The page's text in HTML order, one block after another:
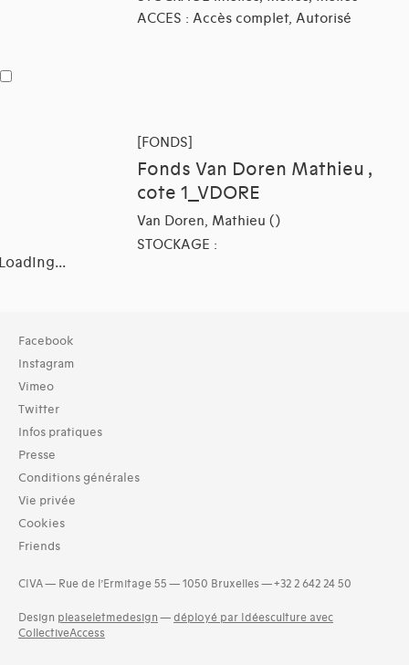
ACCES : Accès complet, Autorisé
[FONDS]
Fonds Van Doren Mathieu ,
cote 1_VDORE
Van Doren, Mathieu ()
STOCKAGE :
Collection
TOUT (12)
Archives (12)
Typologies documents
Séries (activités) (2)
01-architecture domestique (21)
02-architecture agricole (6)
03-architecture artisanale et industrielle (12)
04-architecture commerciale et de services (18)
06-architecture fiscale et financière (6)
07-architecture judiciaire, pénitentiaire, police (2)
and 11 more
Facebook
Instagram
Vimeo
Twitter
Infos pratiques
Presse
Conditions générales
Vie privée
Cookies
Friends
CIVA — Rue de l’Ermitage 55 — 1050 Bruxelles — +32 2 642 24 50
Design pleaseletmedesign — déployé par Idéesculture avec
CollectiveAccess